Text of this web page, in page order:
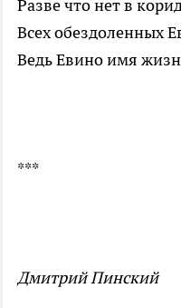
Разве что нет в
Всех обездоленных
Ведь Евино имя
***
Дмитрий Пинский